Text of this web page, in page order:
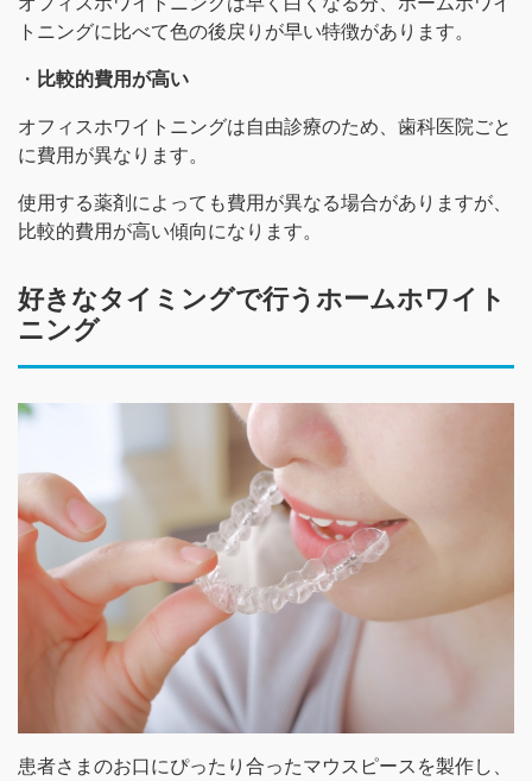
トニングに比べて色の後戻りが早い特徴があります。
・ 比較的費用が高い
オフィスホワイトニングは自由診療のため、歯科医院ごと
に費用が異なります。
使用する薬剤によっても費用が異なる場合がありますが、
比較的費用が高い傾向になります。
好きなタイミングで行うホームホワイト
ニング
患者さまのお口にぴったり合ったマウスピースを製作し、